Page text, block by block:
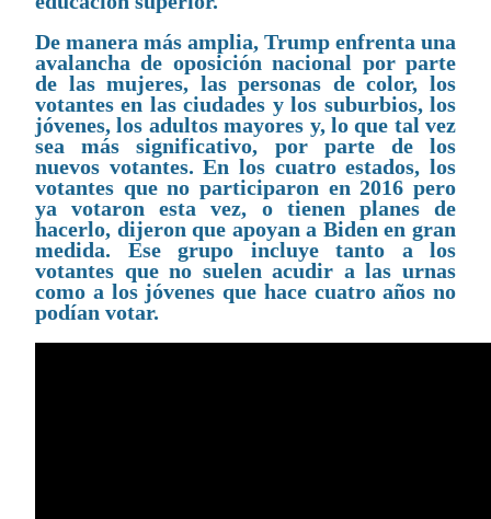
De manera más amplia, Trump enfrenta una
avalancha de oposición nacional por parte
de las mujeres, las personas de color, los
votantes en las ciudades y los suburbios, los
jóvenes, los adultos mayores y, lo que tal vez
sea más significativo, por parte de los
nuevos votantes. En los cuatro estados, los
votantes que no participaron en 2016 pero
ya votaron esta vez, o tienen planes de
hacerlo, dijeron que apoyan a Biden en gran
medida. Ese grupo incluye tanto a los
votantes que no suelen acudir a las urnas
como a los jóvenes que hace cuatro años no
podían votar.